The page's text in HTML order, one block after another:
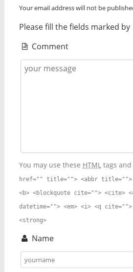
Your email address will not be
Please fill the fields marked by
Comment
You may use these HTMLtags
href="" title=""> <abbr title="">
<b> <blockquote cite=""> <cite>
datetime=""> <em> <i> <q
<strong>
Name